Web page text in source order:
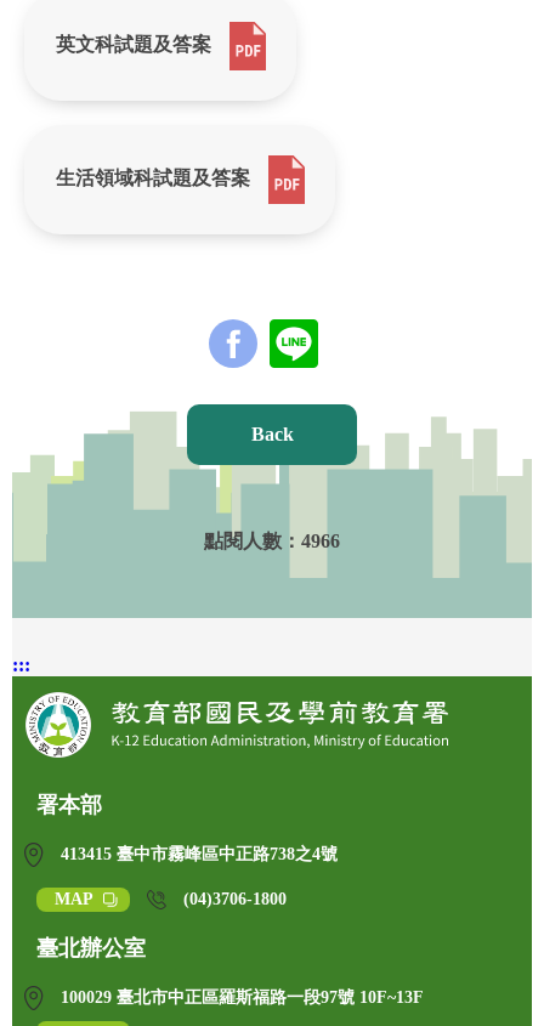
英文科試題及答案
生活領域科試題及答案
Back
點閱人數： 4966
:::
署本部
413415 臺中市霧峰區中正路738之4號
MAP (04)3706-1800
臺北辦公室
100029 臺北市中正區羅斯福路一段97號 10F~13F